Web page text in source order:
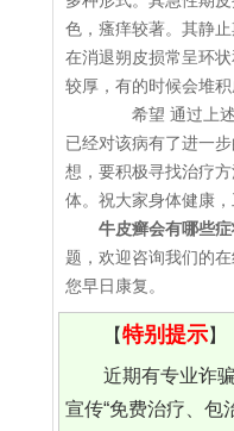
色，瘙痒较著。其静
在消退朔皮损常呈环
较厚，有的时候会堆积
希望 通过上述
已经对该病有了进一
想，要积极寻找治疗
体。祝大家身体健康，
牛皮癣会有哪些
题，欢迎咨询我们的
您早日康复。
【特别提示】
近期有专业诈
宣传“免费治疗、包